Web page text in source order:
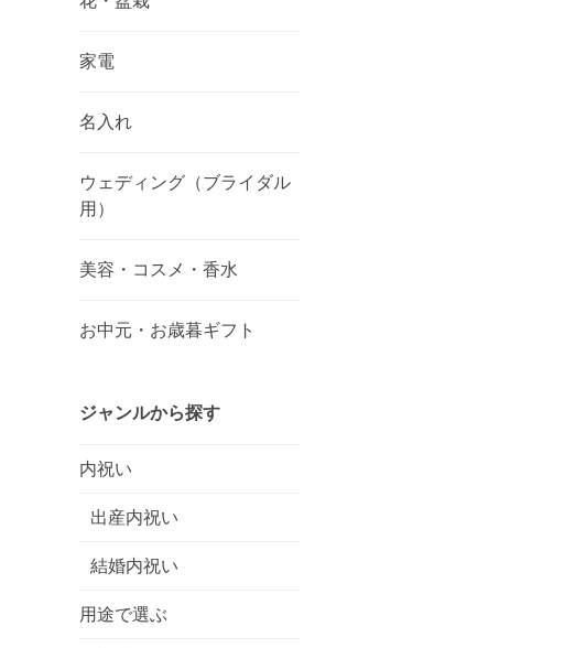
家電
名入れ
ウェディング（ブライダル
用）
美容・コスメ・香水
お中元・お歳暮ギフト
ジャンルから探す
内祝い
出産内祝い
結婚内祝い
用途で選ぶ